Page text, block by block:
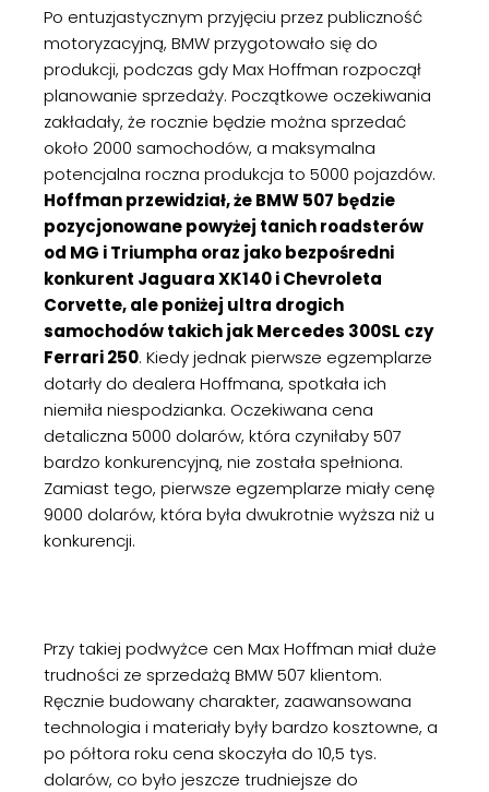
Po entuzjastycznym przyjęciu przez publiczność
motoryzacyjną, BMW przygotowało się do
produkcji, podczas gdy Max Hoffman rozpoczął
planowanie sprzedaży. Początkowe oczekiwania
zakładały, że rocznie będzie można sprzedać
około 2000 samochodów, a maksymalna
potencjalna roczna produkcja to 5000 pojazdów.
Hoffman przewidział, że BMW 507 będzie
pozycjonowane powyżej tanich roadsterów
od MG i Triumpha oraz jako bezpośredni
konkurent Jaguara XK140 i Chevroleta
Corvette, ale poniżej ultra drogich
samochodów takich jak Mercedes 300SL czy
Ferrari 250. Kiedy jednak pierwsze egzemplarze
dotarły do dealera Hoffmana, spotkała ich
niemiła niespodzianka. Oczekiwana cena
detaliczna 5000 dolarów, która czyniłaby 507
bardzo konkurencyjną, nie została spełniona.
Zamiast tego, pierwsze egzemplarze miały cenę
9000 dolarów, która była dwukrotnie wyższa niż u
konkurencji.
Przy takiej podwyżce cen Max Hoffman miał duże
trudności ze sprzedażą BMW 507 klientom.
Ręcznie budowany charakter, zaawansowana
technologia i materiały były bardzo kosztowne, a
po półtora roku cena skoczyła do 10,5 tys.
dolarów, co było jeszcze trudniejsze do